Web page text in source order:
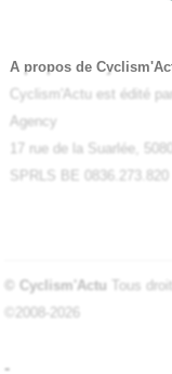
A propos de
Cyclism'Actu est édité
Agency
17 rue de la Suarlée,
SPRLS BE 0836.273.820
© Cyclism'Actu Tous
©2008-2026
-